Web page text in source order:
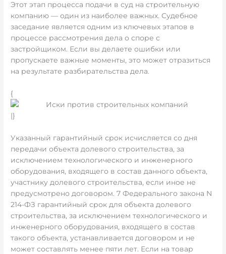
Этот этап процесса подачи в суд на строительную
компанию — один из наиболее важных. Судебное
заседание является одним из ключевых этапов в
процессе рассмотрения дела о споре с
застройщиком. Если вы делаете ошибки или
пропускаете важные моменты, это может отразиться
на результате разбирательства дела.
{
|}
Указанный гарантийный срок исчисляется со дня
передачи объекта долевого строительства, за
исключением технологического и инженерного
оборудования, входящего в состав данного объекта,
участнику долевого строительства, если иное не
предусмотрено договором. 7 Федерального закона N
214-ФЗ гарантийный срок для объекта долевого
строительства, за исключением технологического и
инженерного оборудования, входящего в состав
такого объекта, устанавливается договором и не
может составлять менее пяти лет. Если на товар